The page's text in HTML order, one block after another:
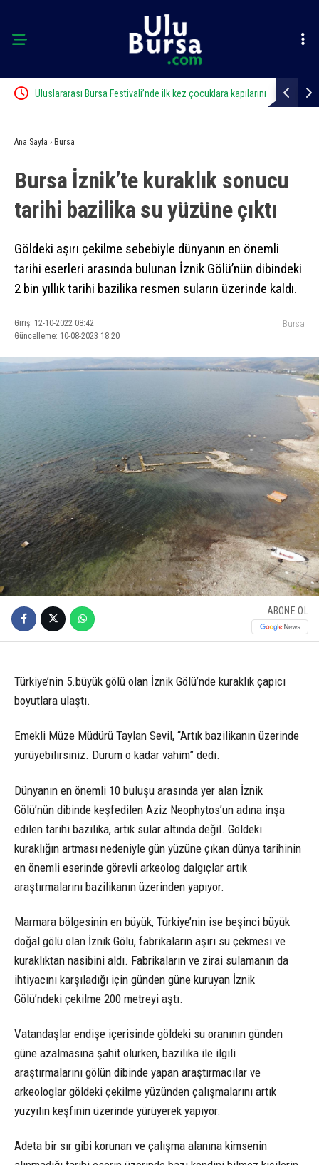
Uluslararası Bursa Festivali’nde ilk kez çocuklara kapılarını Otluk
Ana Sayfa › Bursa
Bursa İznik’te kuraklık sonucu
tarihi bazilika su yüzüne çıktı
Göldeki aşırı çekilme sebebiyle dünyanın en önemli
tarihi eserleri arasında bulunan İznik Gölü’nün dibindeki
2 bin yıllık tarihi bazilika resmen suların üzerinde kaldı.
Giriş: 12-10-2022 08:42
Güncelleme: 10-08-2023 18:20
Bursa
ABONE OL
Türkiye’nin 5.büyük gölü olan İznik Gölü’nde kuraklık çapıcı
boyutlara ulaştı.
Emekli Müze Müdürü Taylan Sevil, “Artık bazilikanın üzerinde
yürüyebilirsiniz. Durum o kadar vahim” dedi.
Dünyanın en önemli 10 buluşu arasında yer alan İznik
Gölü’nün dibinde keşfedilen Aziz Neophytos’un adına inşa
edilen tarihi bazilika, artık sular altında değil. Göldeki
kuraklığın artması nedeniyle gün yüzüne çıkan dünya tarihinin
en önemli eserinde görevli arkeolog dalgıçlar artık
araştırmalarını bazilikanın üzerinden yapıyor.
Marmara bölgesinin en büyük, Türkiye’nin ise beşinci büyük
doğal gölü olan İznik Gölü, fabrikaların aşırı su çekmesi ve
kuraklıktan nasibini aldı. Fabrikaların ve zirai sulamanın da
ihtiyacını karşıladığı için günden güne kuruyan İznik
Gölü’ndeki çekilme 200 metreyi aştı.
Vatandaşlar endişe içerisinde göldeki su oranının günden
güne azalmasına şahit olurken, bazilika ile ilgili
araştırmalarını gölün dibinde yapan araştırmacılar ve
arkeologlar göldeki çekilme yüzünden çalışmalarını artık
yüzyılın keşfinin üzerinde yürüyerek yapıyor.
Adeta bir sır gibi korunan ve çalışma alanına kimsenin